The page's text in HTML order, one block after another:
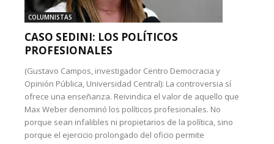
COLUMNISTAS
CASO SEDINI: LOS POLÍTICOS
PROFESIONALES
(Gustavo Campos, investigador Centro Democracia y
Opinión Pública, Universidad Central): La controversia sí
ofrece una enseñanza. Reivindica el valor de aquello que
Max Weber denominó los políticos profesionales. No
porque sean infalibles ni propietarios de la política, sino
porque el ejercicio prolongado del oficio permite